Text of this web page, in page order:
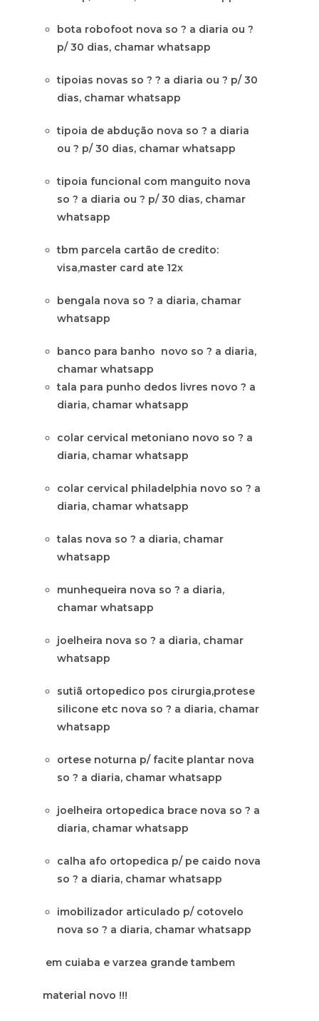
bota robofoot nova so ? a diaria ou ?
p/ 30 dias, chamar whatsapp
tipoias novas so ? ? a diaria ou ? p/ 30
dias, chamar whatsapp
tipoia de abdução nova so ? a diaria
ou ? p/ 30 dias, chamar whatsapp
tipoia funcional com manguito nova
so ? a diaria ou ? p/ 30 dias, chamar
whatsapp
tbm parcela cartão de credito:
visa,master card ate 12x
bengala nova so ? a diaria, chamar
whatsapp
banco para banho novo so ? a diaria,
chamar whatsapp
tala para punho dedos livres novo ? a
diaria, chamar whatsapp
colar cervical metoniano novo so ? a
diaria, chamar whatsapp
colar cervical philadelphia novo so ? a
diaria, chamar whatsapp
talas nova so ? a diaria, chamar
whatsapp
munhequeira nova so ? a diaria,
chamar whatsapp
joelheira nova so ? a diaria, chamar
whatsapp
sutiã ortopedico pos cirurgia,protese
silicone etc nova so ? a diaria, chamar
whatsapp
ortese noturna p/ facite plantar nova
so ? a diaria, chamar whatsapp
joelheira ortopedica brace nova so ? a
diaria, chamar whatsapp
calha afo ortopedica p/ pe caido nova
so ? a diaria, chamar whatsapp
imobilizador articulado p/ cotovelo
nova so ? a diaria, chamar whatsapp
em cuiaba e varzea grande tambem
material novo !!!